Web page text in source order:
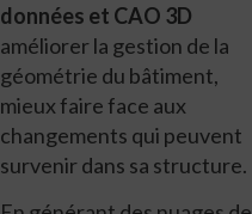
données et CAO 3D
améliorer la gestion de la
géométrie du bâtiment,
mieux faire face aux
changements qui peuvent
survenir dans sa structure.